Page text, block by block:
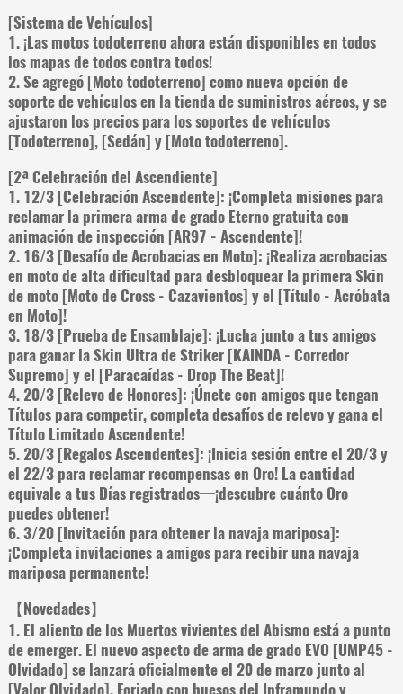
[Sistema de Vehículos]
1. ¡Las motos todoterreno ahora están disponibles en todos
los mapas de todos contra todos!
2. Se agregó [Moto todoterreno] como nueva opción de
soporte de vehículos en la tienda de suministros aéreos, y se
ajustaron los precios para los soportes de vehículos
[Todoterreno], [Sedán] y [Moto todoterreno].
[2ª Celebración del Ascendiente]
1. 12/3 [Celebración Ascendente]: ¡Completa misiones para
reclamar la primera arma de grado Eterno gratuita con
animación de inspección [AR97 - Ascendente]!
2. 16/3 [Desafío de Acrobacias en Moto]: ¡Realiza acrobacias
en moto de alta dificultad para desbloquear la primera Skin
de moto [Moto de Cross - Cazavientos] y el [Título - Acróbata
en Moto]!
3. 18/3 [Prueba de Ensamblaje]: ¡Lucha junto a tus amigos
para ganar la Skin Ultra de Striker [KAINDA - Corredor
Supremo] y el [Paracaídas - Drop The Beat]!
4. 20/3 [Relevo de Honores]: ¡Únete con amigos que tengan
Títulos para competir, completa desafíos de relevo y gana el
Título Limitado Ascendente!
5. 20/3 [Regalos Ascendentes]: ¡Inicia sesión entre el 20/3 y
el 22/3 para reclamar recompensas en Oro! La cantidad
equivale a tus Días registrados—¡descubre cuánto Oro
puedes obtener!
6. 3/20 [Invitación para obtener la navaja mariposa]:
¡Completa invitaciones a amigos para recibir una navaja
mariposa permanente!
【Novedades】
1. El aliento de los Muertos vivientes del Abismo está a punto
de emerger. El nuevo aspecto de arma de grado EVO [UMP45 -
Olvidado] se lanzará oficialmente el 20 de marzo junto al
[Valor Olvidado]. Forjado con huesos del Inframundo y